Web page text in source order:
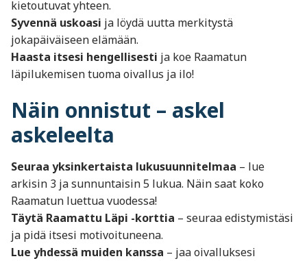
kietoutuvat yhteen.
Syvennä uskoasi ja löydä uutta merkitystä
jokapäiväiseen elämään.
Haasta itsesi hengellisesti ja koe Raamatun
läpilukemisen tuoma oivallus ja ilo!
Näin onnistut – askel
askeleelta
Seuraa yksinkertaista lukusuunnitelmaa – lue
arkisin 3 ja sunnuntaisin 5 lukua. Näin saat koko
Raamatun luettua vuodessa!
Täytä Raamattu Läpi -korttia – seuraa edistymistäsi
ja pidä itsesi motivoituneena.
Lue yhdessä muiden kanssa – jaa oivalluksesi